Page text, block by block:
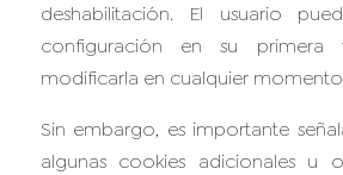
deshabilitación. El usuario
configuración en su
modificarla en cualquier
Sin embargo, es importante
algunas cookies adicionales u